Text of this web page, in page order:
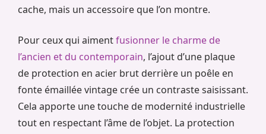
cache, mais un accessoire que l’on montre.
Pour ceux qui aimentfusionner le charme de
l’ancien et du contemporain, l’ajout d’une plaque
de protection en acier brut derrière un poêle en
fonte émaillée vintage crée un contraste saisissant.
Cela apporte une touche de modernité industrielle
tout en respectant l’âme de l’objet. La protection